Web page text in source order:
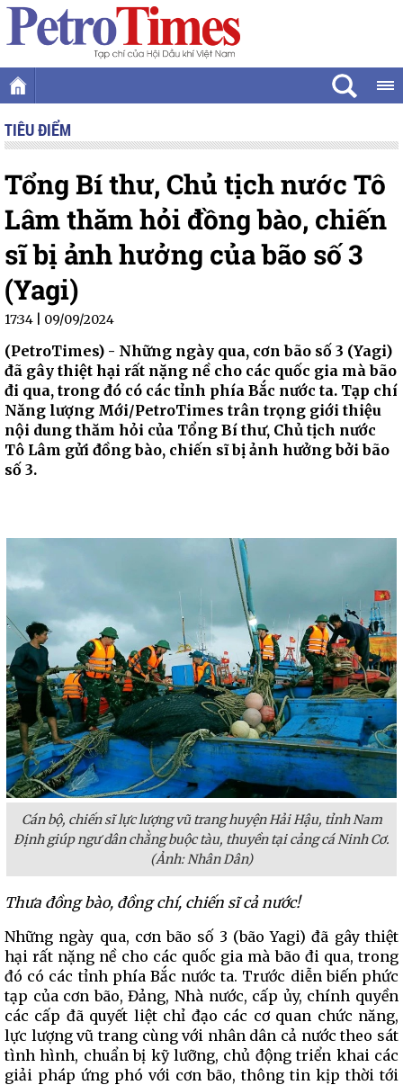
TIÊU ĐIỂM
Tổng Bí thư, Chủ tịch nước Tô
Lâm thăm hỏi đồng bào, chiến
sĩ bị ảnh hưởng của bão số 3
(Yagi)
17:34 | 09/09/2024
(PetroTimes) - Những ngày qua, cơn bão số 3 (Yagi)
đã gây thiệt hại rất nặng nề cho các quốc gia mà bão
đi qua, trong đó có các tỉnh phía Bắc nước ta. Tạp chí
Năng lượng Mới/PetroTimes trân trọng giới thiệu
nội dung thăm hỏi của Tổng Bí thư, Chủ tịch nước
Tô Lâm gửi đồng bào, chiến sĩ bị ảnh hưởng bởi bão
số 3.
Cán bộ, chiến sĩ lực lượng vũ trang huyện Hải Hậu, tỉnh Nam
Định giúp ngư dân chằng buộc tàu, thuyền tại cảng cá Ninh Cơ.
(Ảnh: Nhân Dân)
Thưa đồng bào, đồng chí, chiến sĩ cả nước!
Những ngày qua, cơn bão số 3 (bão Yagi) đã gây thiệt
hại rất nặng nề cho các quốc gia mà bão đi qua, trong
đó có các tỉnh phía Bắc nước ta. Trước diễn biến phức
tạp của cơn bão, Đảng, Nhà nước, cấp ủy, chính quyền
các cấp đã quyết liệt chỉ đạo các cơ quan chức năng,
lực lượng vũ trang cùng với nhân dân cả nước theo sát
tình hình, chuẩn bị kỹ lưỡng, chủ động triển khai các
giải pháp ứng phó với cơn bão, thông tin kịp thời tới